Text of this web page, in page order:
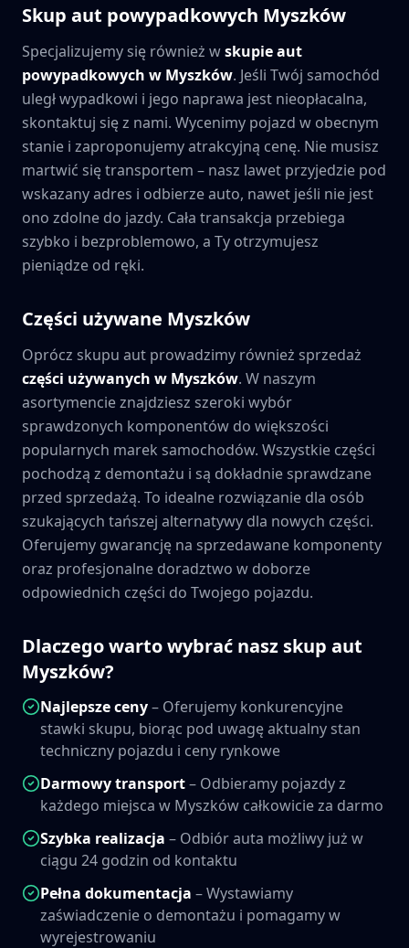
Skup aut powypadkowych Myszków
Specjalizujemy się również wskupie aut
powypadkowych w Myszków. Jeśli Twój samochód
uległ wypadkowi i jego naprawa jest nieopłacalna,
skontaktuj się z nami. Wycenimy pojazd w obecnym
stanie i zaproponujemy atrakcyjną cenę. Nie musisz
martwić się transportem – nasz lawet przyjedzie pod
wskazany adres i odbierze auto, nawet jeśli nie jest
ono zdolne do jazdy. Cała transakcja przebiega
szybko i bezproblemowo, a Ty otrzymujesz
pieniądze od ręki.
Części używane Myszków
Oprócz skupu aut prowadzimy również sprzedaż
części używanych w Myszków. W naszym
asortymencie znajdziesz szeroki wybór
sprawdzonych komponentów do większości
popularnych marek samochodów. Wszystkie części
pochodzą z demontażu i są dokładnie sprawdzane
przed sprzedażą. To idealne rozwiązanie dla osób
szukających tańszej alternatywy dla nowych części.
Oferujemy gwarancję na sprzedawane komponenty
oraz profesjonalne doradztwo w doborze
odpowiednich części do Twojego pojazdu.
Dlaczego warto wybrać nasz skup aut
Myszków?
Najlepsze ceny– Oferujemy konkurencyjne
stawki skupu, biorąc pod uwagę aktualny stan
techniczny pojazdu i ceny rynkowe
Darmowy transport– Odbieramy pojazdy z
każdego miejsca w Myszków całkowicie za darmo
Szybka realizacja – Odbiór auta możliwy już w
ciągu 24 godzin od kontaktu
Pełna dokumentacja – Wystawiamy
zaświadczenie o demontażu i pomagamy w
wyrejestrowaniu